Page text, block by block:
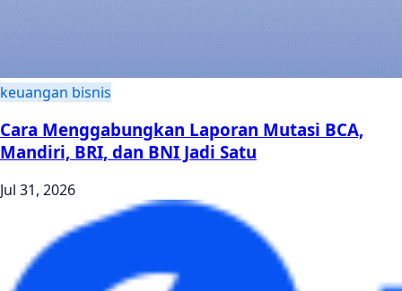
keuangan bisnis
Cara Menggabungkan Laporan Mutasi BCA,
Mandiri, BRI, dan BNI Jadi Satu
Jul 31, 2026